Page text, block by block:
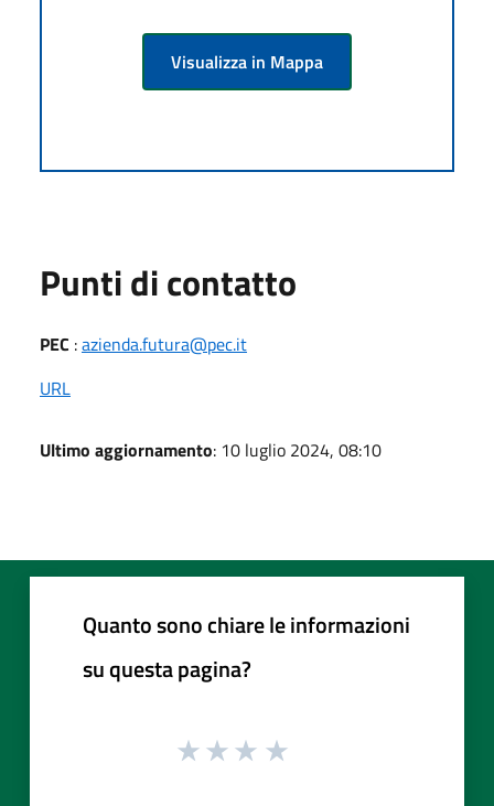
Visualizza in Mappa
Punti di contatto
PEC :azienda.futura@pec.it
URL
Ultimo aggiornamento: 10 luglio 2024, 08:10
Quanto sono chiare le informazioni
su questa pagina?